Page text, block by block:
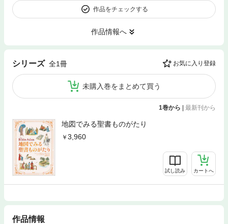
作品をチェックする
作品情報へ
シリーズ 全1冊 お気に入り登録
未購入巻をまとめて買う
1巻から 最新刊から
地図でみる聖書ものがたり
3,960
試し読み カートへ
作品情報